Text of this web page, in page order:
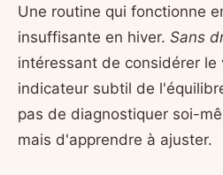
Une routine qui fonctionne
insuffisante en hiver. Sans
intéressant de considérer le
indicateur subtil de
pas de diagnostiquer soi-
mais d'apprendre à ajuster.